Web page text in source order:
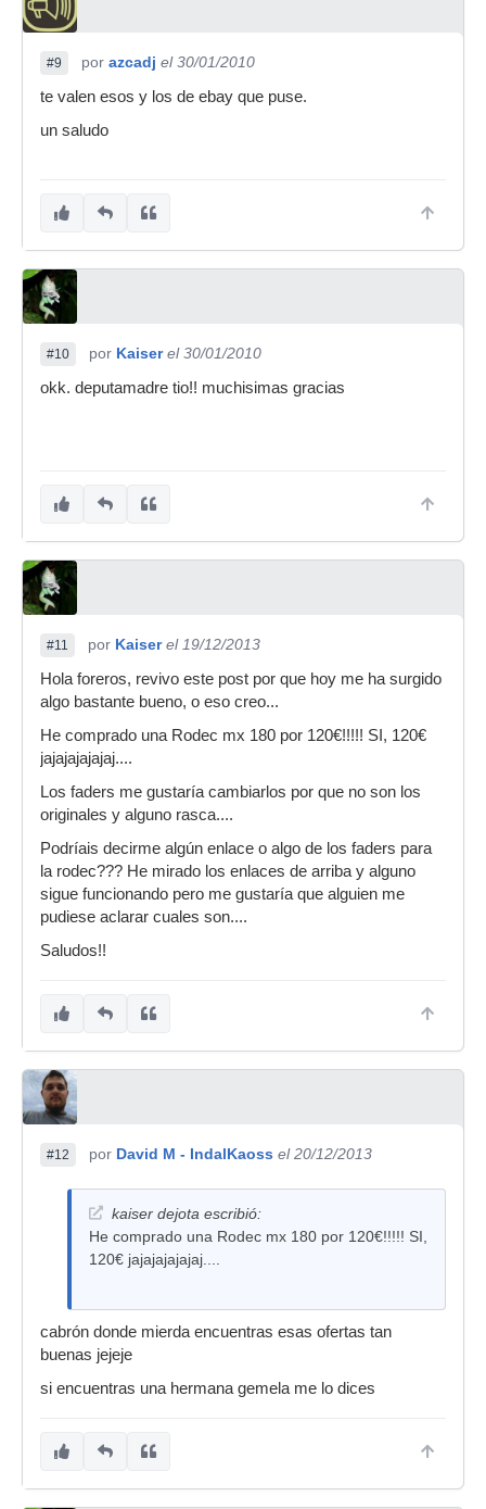
#9 por azcadj el 30/01/2010
te valen esos y los de ebay que puse.
un saludo
#10 por Kaiser el 30/01/2010
okk. deputamadre tio!! muchisimas gracias
#11 por Kaiser el 19/12/2013
Hola foreros, revivo este post por que hoy me ha surgido
algo bastante bueno, o eso creo...
He comprado una Rodec mx 180 por 120€!!!!! SI, 120€
jajajajajajaj....
Los faders me gustaría cambiarlos por que no son los
originales y alguno rasca....
Podríais decirme algún enlace o algo de los faders para
la rodec??? He mirado los enlaces de arriba y alguno
sigue funcionando pero me gustaría que alguien me
pudiese aclarar cuales son....
Saludos!!
#12 por David M - IndalKaoss el 20/12/2013
kaiser dejota escribió:
He comprado una Rodec mx 180 por 120€!!!!! SI,
120€ jajajajajajaj....
cabrón donde mierda encuentras esas ofertas tan
buenas jejeje
si encuentras una hermana gemela me lo dices